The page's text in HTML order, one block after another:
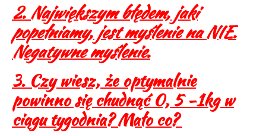
2. Największym błędem, jaki
popełniamy, jest myślenie na NIE.
Negatywne myślenie.
3. Czy wiesz, że optymalnie
powinno się chudnąć 0, 5 -1kg w
ciągu tygodnia? Mało co?